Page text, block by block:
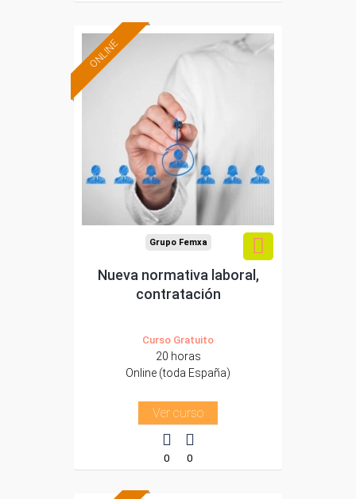
ONLINE
subvencionada.
Para desempleados,
trabajadores y
autónomos.
Sector
-Administración.
Grupo Femxa
Nueva normativa laboral,
contratación
Curso Gratuito
20 horas
Online (toda España)
Ver curso
0 0